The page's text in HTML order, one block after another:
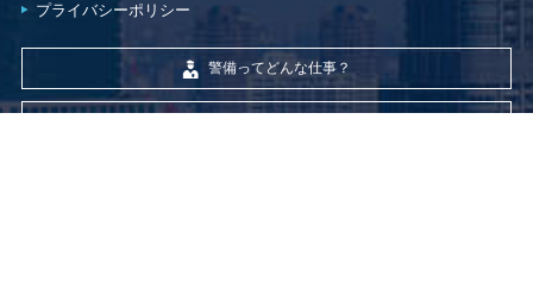
プライバシーポリシー
警備ってどんな仕事？